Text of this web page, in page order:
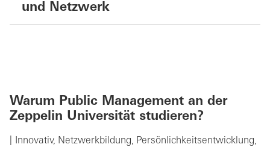
und Netzwerk
Warum Public Management an der
Zeppelin Universität studieren?
Innovativ, Netzwerkbildung, Persönlichkeitsentwicklung,